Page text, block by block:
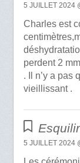
5 JUILLET 2024
Charles est
perdent 2
. Il n’y a pas
vieillissant .
5 JUILLET 2024